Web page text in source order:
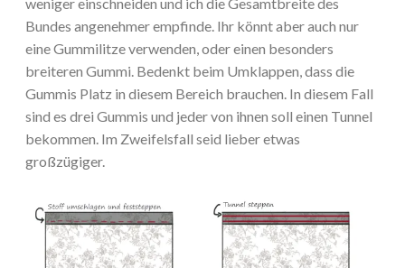
Bundes angenehmer empfinde. Ihr könnt aber auch nur
eine Gummilitze verwenden, oder einen besonders
breiteren Gummi. Bedenkt beim Umklappen, dass die
Gummis Platz in diesem Bereich brauchen. In diesem Fall
sind es drei Gummis und jeder von ihnen soll einen Tunnel
bekommen. Im Zweifelsfall seid lieber etwas
großzügiger.